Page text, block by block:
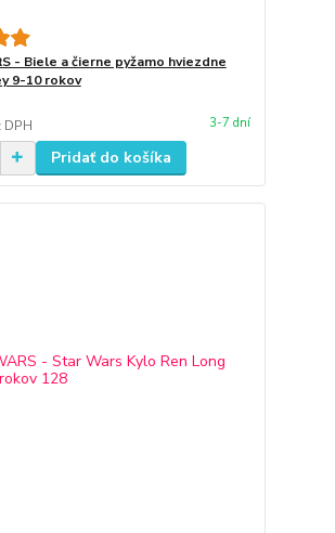
- Biele a čierne pyžamo hviezdne
9-10 rokov
DPH 3-7 dní
Pridať do košíka